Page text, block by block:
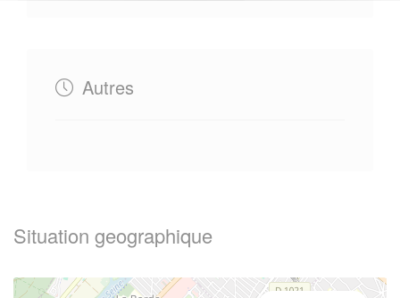
Autres
Situation geographique